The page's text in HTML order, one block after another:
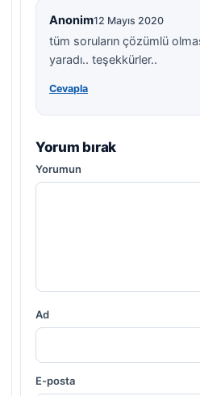
Anonim12 Mayıs 2020
tüm soruların çözümlü
yaradı.. teşekkürler..
Cevapla
Yorum bırak
Yorumun
Ad
E-posta